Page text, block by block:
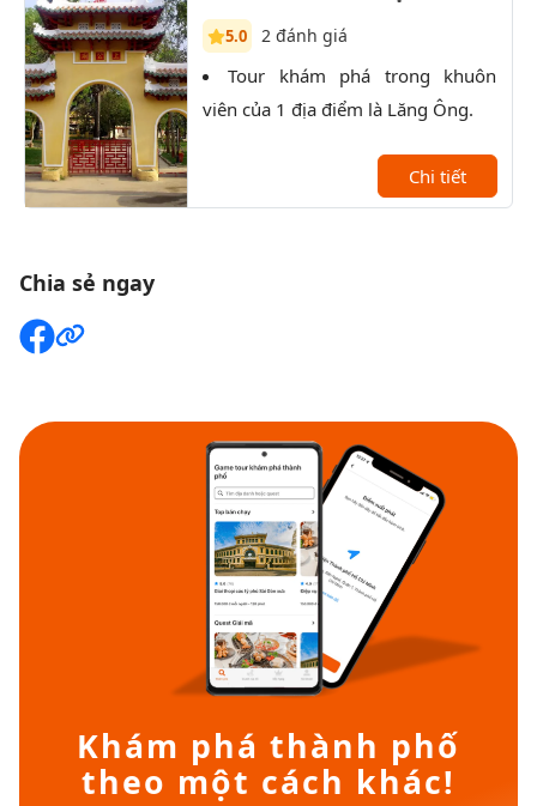
5.0 2 đánh giá
Tour khám phá trong khuôn
viên của 1 địa điểm là Lăng Ông.
Chi tiết
Chia sẻ ngay
Khám phá thành phố
theo một cách khác!